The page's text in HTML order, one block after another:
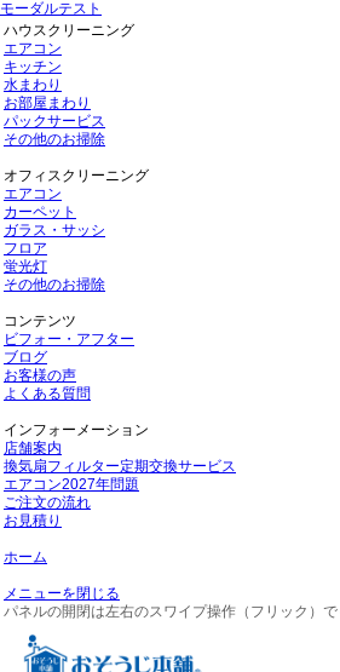
モーダルテスト
ハウスクリーニング
エアコン
キッチン
水まわり
お部屋まわり
パックサービス
その他のお掃除
オフィスクリーニング
エアコン
カーペット
ガラス・サッシ
フロア
蛍光灯
その他のお掃除
コンテンツ
ビフォー・アフター
ブログ
お客様の声
よくある質問
インフォーメーション
店舗案内
換気扇フィルター定期交換サービス
エアコン2027年問題
ご注文の流れ
お見積り
ホーム
メニューを閉じる
パネルの開閉は左右のスワイプ操作（フリック）